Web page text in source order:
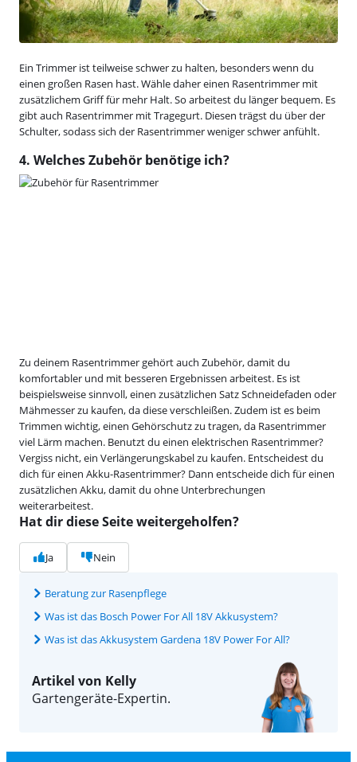
Ein Trimmer ist teilweise schwer zu halten, besonders wenn du
einen großen Rasen hast. Wähle daher einen Rasentrimmer mit
zusätzlichem Griff für mehr Halt. So arbeitest du länger bequem. Es
gibt auch Rasentrimmer mit Tragegurt. Diesen trägst du über der
Schulter, sodass sich der Rasentrimmer weniger schwer anfühlt.
4. Welches Zubehör benötige ich?
Zu deinem Rasentrimmer gehört auch Zubehör, damit du
komfortabler und mit besseren Ergebnissen arbeitest. Es ist
beispielsweise sinnvoll, einen zusätzlichen Satz Schneidefaden oder
Mähmesser zu kaufen, da diese verschleißen. Zudem ist es beim
Trimmen wichtig, einen Gehörschutz zu tragen, da Rasentrimmer
viel Lärm machen. Benutzt du einen elektrischen Rasentrimmer?
Vergiss nicht, ein Verlängerungskabel zu kaufen. Entscheidest du
dich für einen Akku-Rasentrimmer? Dann entscheide dich für einen
zusätzlichen Akku, damit du ohne Unterbrechungen
weiterarbeitest.
Hat dir diese Seite weitergeholfen?
Ja Nein
Beratung zur Rasenpflege
Was ist das Bosch Power For All 18V Akkusystem?
Was ist das Akkusystem Gardena 18V Power For All?
Artikel von Kelly
Gartengeräte-Expertin.